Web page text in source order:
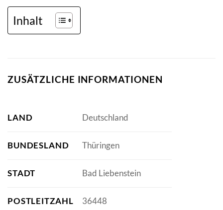
Inhalt
ZUSÄTZLICHE INFORMATIONEN
LAND Deutschland
BUNDESLAND Thüringen
STADT Bad Liebenstein
POSTLEITZAHL 36448